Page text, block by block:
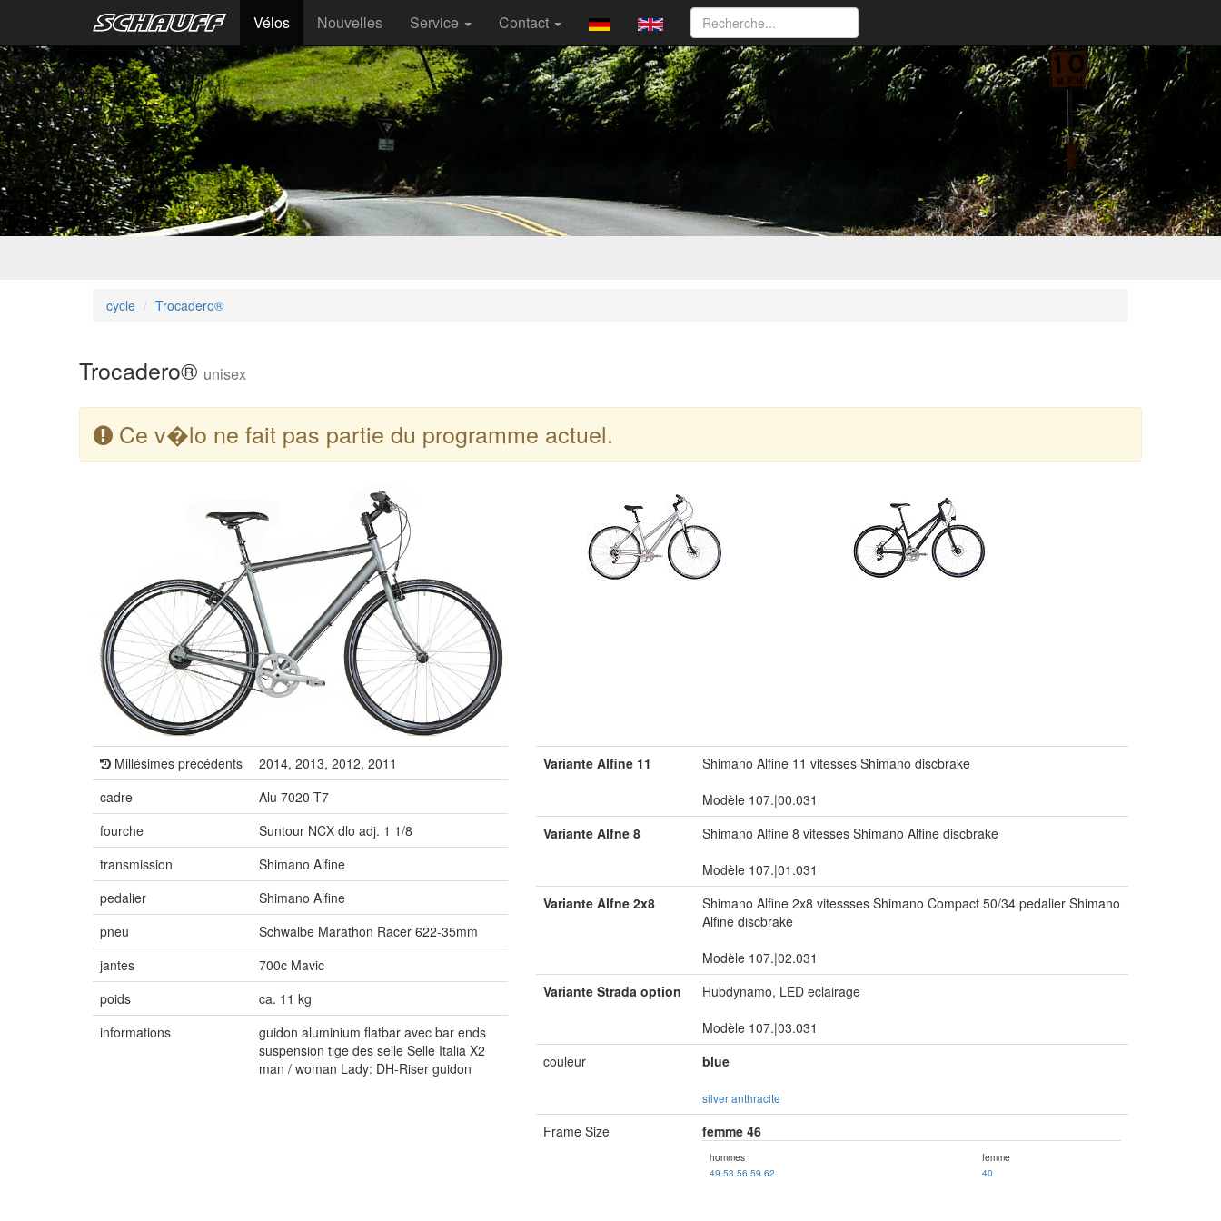
Vélos Nouvelles Service Contact
cycle Trocadero®
Trocadero® unisex
Ce v�lo ne fait pas partie du programme actuel.
Millésimes précédents
2014, 2013, 2012, 2011
cadre
Alu 7020 T7
fourche
Suntour NCX dlo adj. 1 1/8
transmission
Shimano Alfine
pedalier
Shimano Alfine
pneu
Schwalbe Marathon Racer 622-35mm
jantes
700c Mavic
poids
ca. 11 kg
informations
guidon aluminium flatbar avec bar ends
suspension tige des selle Selle Italia X2
man / woman Lady: DH-Riser guidon
Variante Alfine 11
Shimano Alfine 11 vitesses Shimano discbrake
Modèle 107.|00.031
Variante Alfne 8
Shimano Alfine 8 vitesses Shimano Alfine discbrake
Modèle 107.|01.031
Variante Alfne 2x8
Shimano Alfine 2x8 vitessses Shimano Compact 50/34 pedalier Shimano
Alfine discbrake
Modèle 107.|02.031
Variante Strada option
Hubdynamo, LED eclairage
Modèle 107.|03.031
couleur
blue
silver anthracite
Frame Size femme 46
hommes
49 53 56 59 62
femme
40